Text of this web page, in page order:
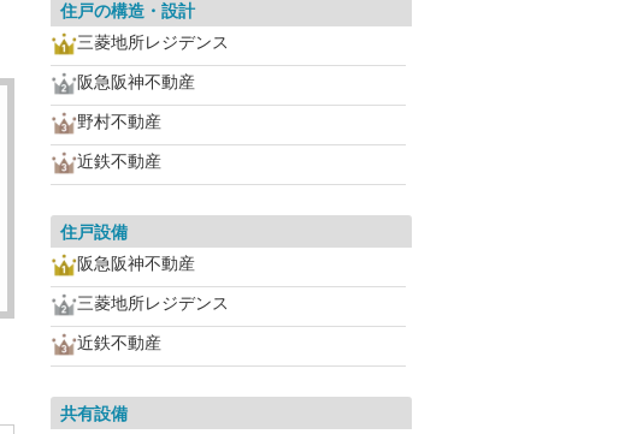
住戸の構造・設計
三菱地所レジデンス
阪急阪神不動産
野村不動産
近鉄不動産
住戸設備
阪急阪神不動産
三菱地所レジデンス
近鉄不動産
共有設備